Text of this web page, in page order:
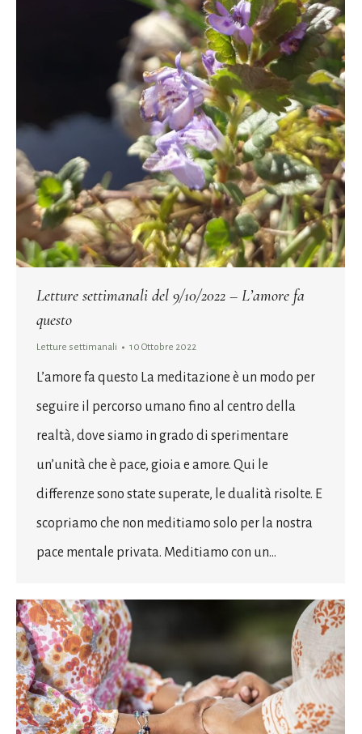
Letture settimanali del 9/10/2022 – L’amore fa
questo
Letture settimanali 10 Ottobre 2022
L’amore fa questo La meditazione è un modo per
seguire il percorso umano fino al centro della
realtà, dove siamo in grado di sperimentare
un’unità che è pace, gioia e amore. Qui le
differenze sono state superate, le dualità risolte. E
scopriamo che non meditiamo solo per la nostra
pace mentale privata. Meditiamo con un…